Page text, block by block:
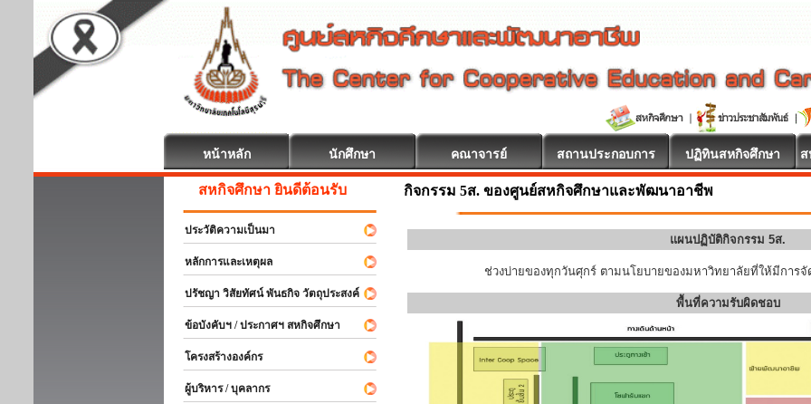
หน้าหลัก นักศึกษา คณาจารย์ สถานประกอบการ ปฏิทินสหกิจศึกษา
สหกิจศึกษา ยินดีต้อนรับ
ประวัติความเป็นมา
หลักการและเหตุผล
ปรัชญา วิสัยทัศน์ พันธกิจ วัตถุประสงค์
ข้อบังคับฯ / ประกาศฯ สหกิจศึกษา
โครงสร้างองค์กร
ผู้บริหาร / บุคลากร
กิจกรรม 5ส. ของศูนย์สหกิจศึกษาและพัฒนาอาชีพ
แผนปฏิบัติกิจกรรม 5ส.
ช่วงบ่ายของทุกวันศุกร์ ตามนโยบายของมหาวิทยาลัยที่ให้มีการจั
พื้นที่ความรับผิดชอบ